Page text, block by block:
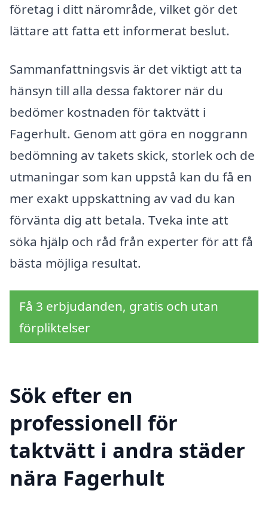
företag i ditt närområde, vilket gör det
lättare att fatta ett informerat beslut.
Sammanfattningsvis är det viktigt att ta
hänsyn till alla dessa faktorer när du
bedömer kostnaden för taktvätt i
Fagerhult. Genom att göra en noggrann
bedömning av takets skick, storlek och de
utmaningar som kan uppstå kan du få en
mer exakt uppskattning av vad du kan
förvänta dig att betala. Tveka inte att
söka hjälp och råd från experter för att få
bästa möjliga resultat.
Få 3 erbjudanden, gratis och utan
förpliktelser
Sök efter en
professionell för
taktvätt i andra städer
nära Fagerhult